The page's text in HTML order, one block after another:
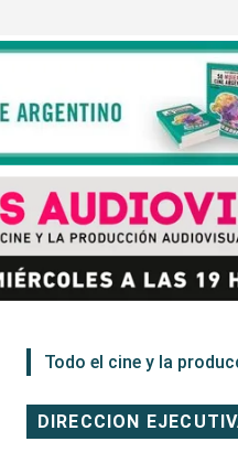
Todo el cine y la
DIRECCION